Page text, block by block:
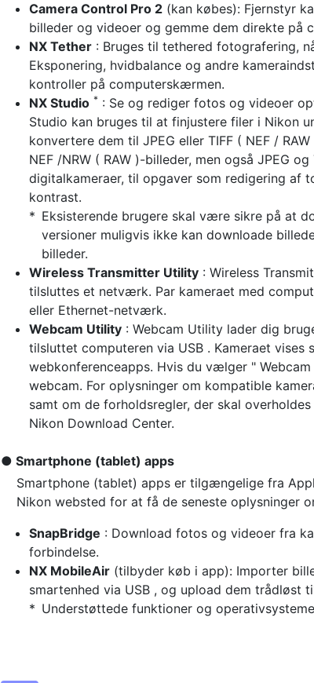
Camera Control Pro 2 (kan købes): Fjernstyr
billeder og videoer og gemme dem direkte på
NX Tether : Bruges til tethered fotografering,
Eksponering, hvidbalance og andre
kontroller på computerskærmen.
NX Studio * : Se og rediger fotos og videoer
Studio kan bruges til at finjustere filer i Nikon
konvertere dem til JPEG eller TIFF ( NEF /
NEF /NRW ( RAW )-billeder, men også JPEG
digitalkameraer, til opgaver som redigering af
kontrast.
Eksisterende brugere skal være sikre på at
versioner muligvis ikke kan downloade
billeder.
Wireless Transmitter Utility : Wireless
tilsluttes et netværk. Par kameraet med
eller Ethernet-netværk.
Webcam Utility : Webcam Utility lader dig
tilsluttet computeren via USB . Kameraet vises
webkonferenceapps. Hvis du vælger "
webcam. For oplysninger om kompatible
samt om de forholdsregler, der skal
Nikon Download Center.
Smartphone (tablet) apps
Smartphone (tablet) apps er tilgængelige fra
Nikon websted for at få de seneste oplysninger
SnapBridge : Download fotos og videoer fra
forbindelse.
NX MobileAir (tilbyder køb i app): Importer
smartenhed via USB , og upload dem trådløst
Understøttede funktioner og